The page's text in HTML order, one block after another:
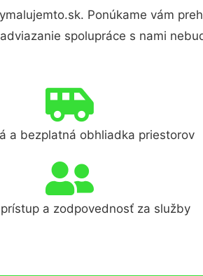
Ponúkame vám
spolupráce s nami
a bezplatná obhliadka priestorov
a zodpovednosť za služby